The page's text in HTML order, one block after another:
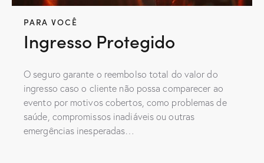
PARA VOCÊ
Ingresso Protegido
O seguro garante o reembolso total do valor do
ingresso caso o cliente não possa comparecer ao
evento por motivos cobertos, como problemas de
saúde, compromissos inadiáveis ou outras
emergências inesperadas…